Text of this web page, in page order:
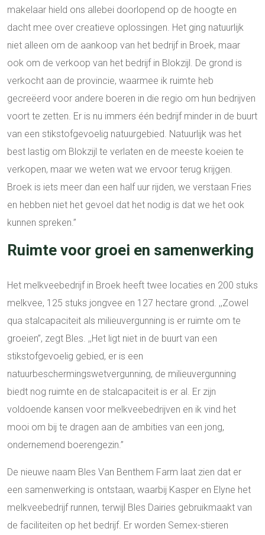
makelaar hield ons allebei doorlopend op de hoogte en
dacht mee over creatieve oplossingen. Het ging natuurlijk
niet alleen om de aankoop van het bedrijf in Broek, maar
ook om de verkoop van het bedrijf in Blokzijl. De grond is
verkocht aan de provincie, waarmee ik ruimte heb
gecreëerd voor andere boeren in die regio om hun bedrijven
voort te zetten. Er is nu immers één bedrijf minder in de buurt
van een stikstofgevoelig natuurgebied. Natuurlijk was het
best lastig om Blokzijl te verlaten en de meeste koeien te
verkopen, maar we weten wat we ervoor terug krijgen.
Broek is iets meer dan een half uur rijden, we verstaan Fries
en hebben niet het gevoel dat het nodig is dat we het ook
kunnen spreken.’’
Ruimte voor groei en samenwerking
Het melkveebedrijf in Broek heeft twee locaties en 200 stuks
melkvee, 125 stuks jongvee en 127 hectare grond. ,,Zowel
qua stalcapaciteit als milieuvergunning is er ruimte om te
groeien’’, zegt Bles. ,,Het ligt niet in de buurt van een
stikstofgevoelig gebied, er is een
natuurbeschermingswetvergunning, de milieuvergunning
biedt nog ruimte en de stalcapaciteit is er al. Er zijn
voldoende kansen voor melkveebedrijven en ik vind het
mooi om bij te dragen aan de ambities van een jong,
ondernemend boerengezin.’’
De nieuwe naam Bles Van Benthem Farm laat zien dat er
een samenwerking is ontstaan, waarbij Kasper en Elyne het
melkveebedrijf runnen, terwijl Bles Dairies gebruikmaakt van
de faciliteiten op het bedrijf. Er worden Semex-stieren